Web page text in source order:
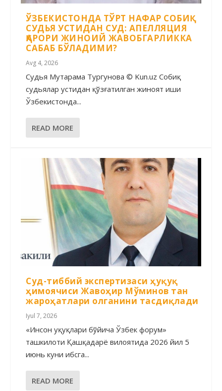
ЎЗБЕКИСТОНДА ТЎРТ НАФАР СОБИҚ
СУДЬЯ УСТИДАН СУД: АПЕЛЛЯЦИЯ
ҚАРОРИ ЖИНОИЙ ЖАВОБГАРЛИККА
САБАБ БЎЛАДИМИ?
Avg 4, 2026
Судья Муҳтарама Тургунова © Kun.uz Собиқ
судьялар устидан қўзғатилган жиноят иши
Ўзбекистонда...
READ MORE
Суд-тиббий экспертизаси ҳуқуқ
ҳимоячиси Жавоҳир Мўминов тан
жароҳатлари олганини тасдиқлади
Iyul 7, 2026
«Инсон ҳуқуқлари бўйича Ўзбек форум»
ташкилоти Қашқадарё вилоятида 2026 йил 5
июнь куни ҳибсга...
READ MORE